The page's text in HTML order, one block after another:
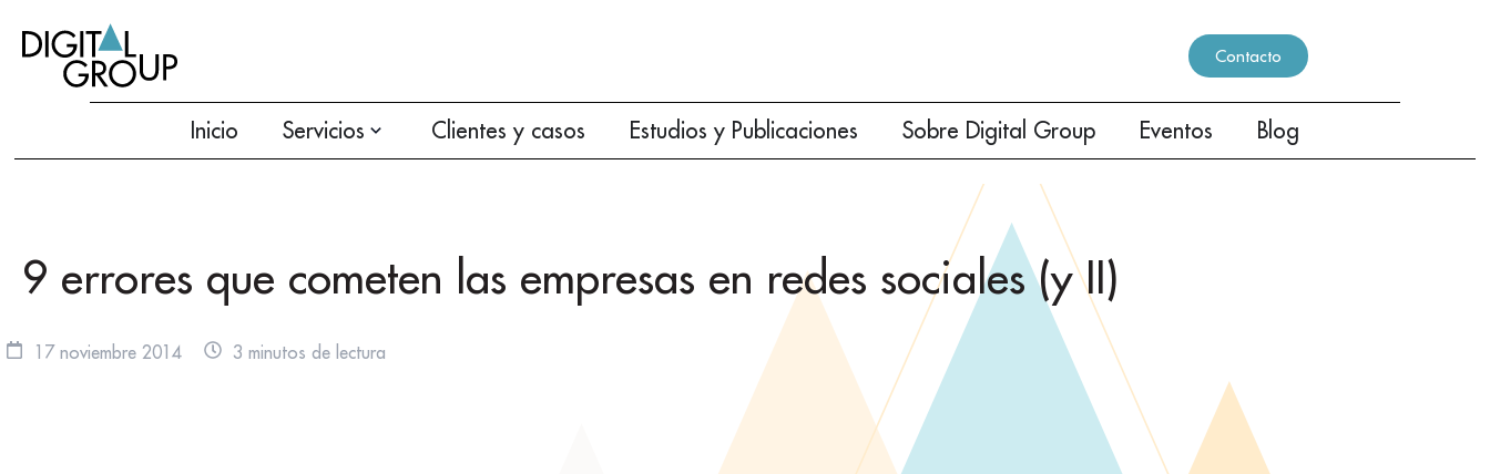
Contacto
Inicio Servicios Clientes y casos Estudios y Publicaciones Sobre Digital Group Eventos Blog
9 errores que cometen las empresas en redes sociales (y II)
17 noviembre 2014 3 minutos de lectura